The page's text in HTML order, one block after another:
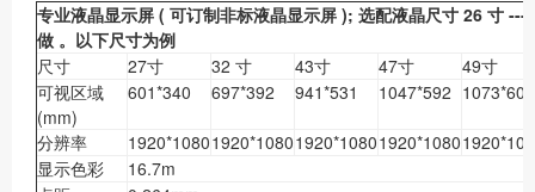
专业液晶显示屏 ( 可订制非标液晶显示屏 ); 选配液晶尺寸 26 寸
做 。 以下尺寸为例
尺寸
27寸 32 寸 43寸 47寸
49寸
可视区域
(mm)
601*340 697*392 941*531 1047*592 1073*604
分辨率 1920*10801920*10801920*10801920*1080
显示色彩
16.7m